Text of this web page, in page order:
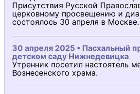
Присутствия Русской
церковному просвещению и
состоялось 30 апреля в Москве.
30 апреля 2025 • Пасхальный
детском саду Нижнедевицка
Утренник посетил настоятель
Вознесенского храма.